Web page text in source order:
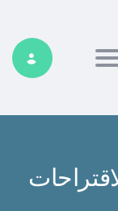
navigation